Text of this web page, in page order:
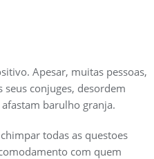
Apesar, muitas pessoas,
conjuges, desordem
barulho granja.
todas as questoes
com quem